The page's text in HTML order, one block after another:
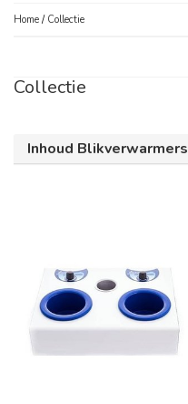
Home / Collectie
Collectie
Inhoud Blikverwarmers